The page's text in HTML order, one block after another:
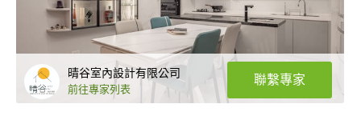
晴谷室內設計有限公司
前往專家列表
聯繫專家